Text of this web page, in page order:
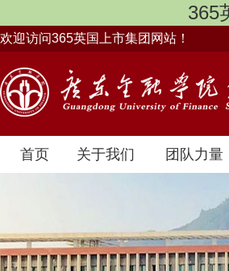
365
欢迎访问365英国上市集团网站！
首页 关于我们 团队力量